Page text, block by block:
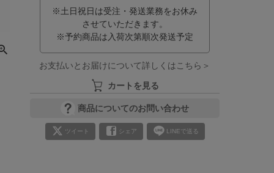
※土日祝日は受注・発送業務をお休み
させていただきます。
※予約商品は入荷次第順次発送予定
お支払いとお届けについて詳しくはこちら＞
カートを見る
商品についてのお問い合わせ
ツイート シェア LINEで送る